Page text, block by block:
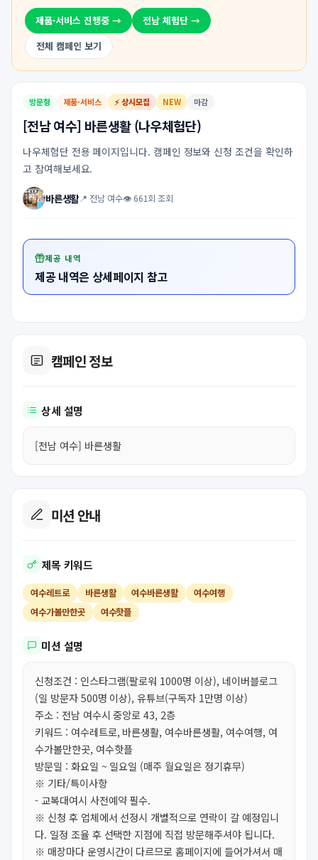
제품·서비스 진행중 →
전남 체험단 →
전체 캠페인 보기
방문형 제품·서비스 ⚡ 상시모집 NEW 마감
[전남 여수] 바른생활 (나우체험단)
나우체험단 전용 페이지입니다. 캠페인 정보와 신청 조건을 확인하
고 참여해보세요.
바른생활📍 전남 여수👁 661회 조회
제공 내역
제공 내역은 상세페이지 참고
캠페인 정보
상세 설명
[전남 여수] 바른생활
미션 안내
제목 키워드
여수레트로 바른생활 여수바른생활
여수여행
여수가볼만한곳
여수핫플
미션 설명
신청조건 : 인스타그램(팔로워 1000명 이상), 네이버블로그
(일 방문자 500명 이상), 유튜브(구독자 1만명 이상)
주소 : 전남 여수시 중앙로 43, 2층
키워드 : 여수레트로, 바른생활, 여수바른생활, 여수여행, 여
수가볼만한곳, 여수핫플
방문일 : 화요일 ~ 일요일 (매주 월요일은 정기휴무)
※ 기타/특이사항
- 교복대여시 사전예약 필수.
※ 신청 후 업체에서 선정시 개별적으로 연락이 갈 예정입니
다. 일정 조율 후 선택한 지점에 직접 방문해주셔야 됩니다.
※ 매장마다 운영시간이 다르므로 홈페이지에 들어가셔서 매